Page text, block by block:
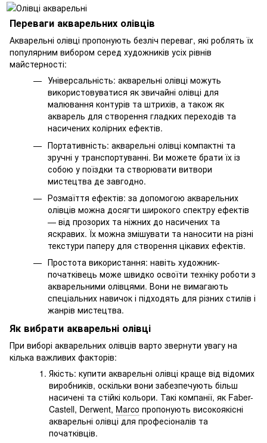
Переваги акварельних олівців
Акварельні олівці пропонують безліч переваг, які роблять їх
популярним вибором серед художників усіх рівнів
майстерності:
Універсальність: акварельні олівці можуть
використовуватися як звичайні олівці для
малювання контурів та штрихів, а також як
акварель для створення гладких переходів та
насичених колірних ефектів.
Портативність: акварельні олівці компактні та
зручні у транспортуванні. Ви можете брати їх із
собою у поїздки та створювати витвори
мистецтва де завгодно.
Розмаїття ефектів: за допомогою акварельних
олівців можна досягти широкого спектру ефектів
— від прозорих та ніжних до насичених та
яскравих. Їх можна змішувати та наносити на різні
текстури паперу для створення цікавих ефектів.
Простота використання: навіть художник-
початківець може швидко освоїти техніку роботи з
акварельними олівцями. Вони не вимагають
спеціальних навичок і підходять для різних стилів і
жанрів мистецтва.
Як вибрати акварельні олівці
При виборі акварельних олівців варто звернути увагу на
кілька важливих факторів:
Якість: купити акварельні олівці краще від відомих
виробників, оскільки вони забезпечують більш
насичені та стійкі кольори. Такі компанії, як Faber-
Castell, Derwent, Marco пропонують високоякісні
акварельні олівці для професіоналів та
початківців.